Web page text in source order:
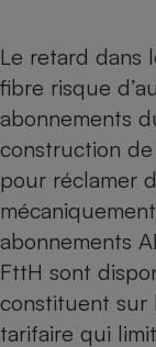
Le retard dans
fibre risque
abonnements
construction de
pour réclamer
abonnements
FttH sont
constituent sur
tarifaire qui